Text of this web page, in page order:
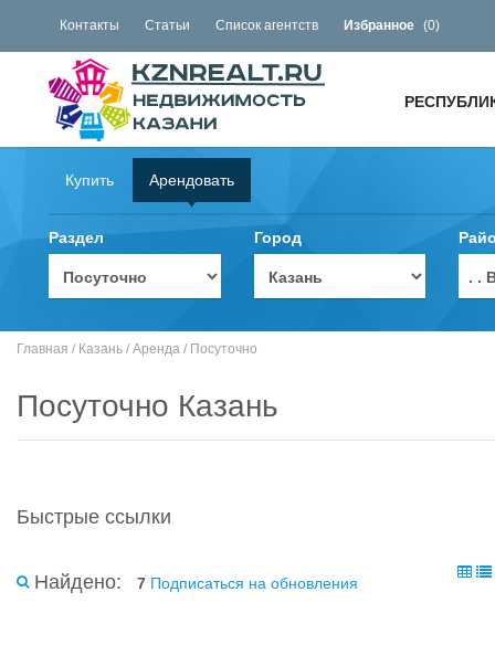
Контакты Статьи Список агентств Избранное (0)
Купить Арендовать
Раздел Город
. .
Главная / Казань / Аренда / Посуточно
Посуточно Казань
Быстрые ссылки
Найдено: 7 Подписаться на обновления